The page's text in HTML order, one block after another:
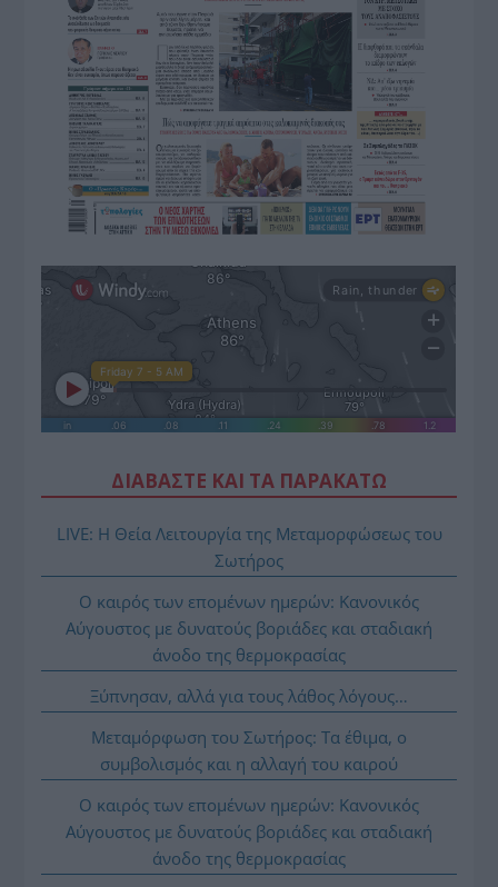
ΔΙΑΒΑΣΤΕ ΚΑΙ ΤΑ ΠΑΡΑΚΑΤΩ
LIVE: Η Θεία Λειτουργία της Μεταμορφώσεως του
Σωτήρος
Ο καιρός των επομένων ημερών: Κανονικός
Αύγουστος με δυνατούς βοριάδες και σταδιακή
άνοδο της θερμοκρασίας
Ξύπνησαν, αλλά για τους λάθος λόγους…
Μεταμόρφωση του Σωτήρος: Τα έθιμα, ο
συμβολισμός και η αλλαγή του καιρού
Ο καιρός των επομένων ημερών: Κανονικός
Αύγουστος με δυνατούς βοριάδες και σταδιακή
άνοδο της θερμοκρασίας